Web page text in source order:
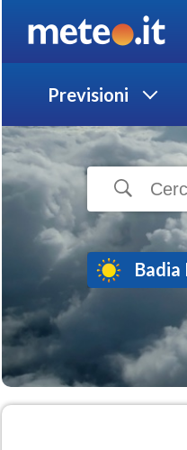
Previsioni
Badia